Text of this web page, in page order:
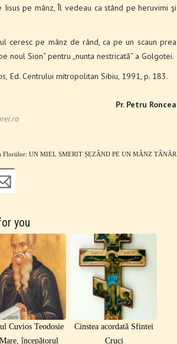
pe mânz, Îl vedeau ca stând pe heruvimi şi
ceresc pe mânz de rând, ca pe un scaun prea
noul Sion“ pentru „nunta nestricată“ a Golgotei.
Ed. Centrului mitropolitan Sibiu, 1991, p. 183.
Pr. Petru Roncea
Floriilor: UN MIEL SMERIT ȘEZÂND PE UN MÂNZ TÂNĂR
you
Cuvios Teodosie
începătorul
Cinstea acordată Sfintei
Cruci